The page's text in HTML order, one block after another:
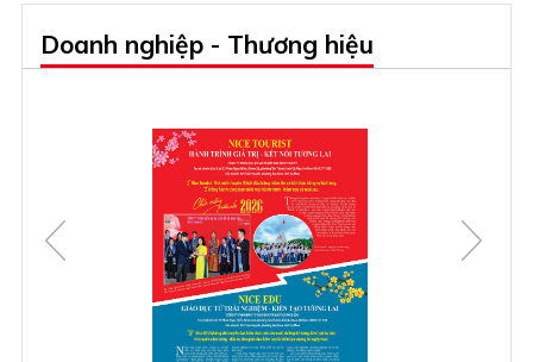
Doanh nghiệp - Thương hiệu